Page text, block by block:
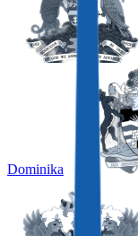
Dominika